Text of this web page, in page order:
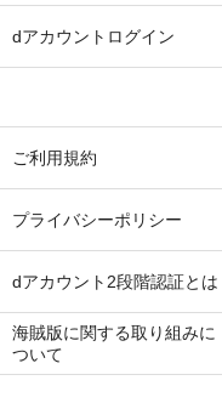
dアカウントログイン
ご利用規約
プライバシーポリシー
dアカウント2段階認証とは
海賊版に関する取り組みに
ついて